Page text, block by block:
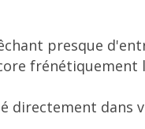
presque
frénétiquement
directement dans